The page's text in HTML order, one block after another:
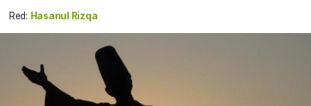
Red: Hasanul Rizqa